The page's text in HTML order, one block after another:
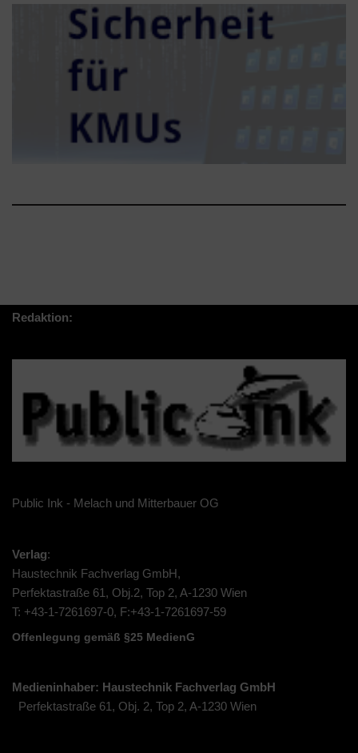
Redaktion:
Public Ink - Melach und Mitterbauer OG
Verlag:
Haustechnik Fachverlag GmbH,
Perfektastraße 61, Obj.2, Top 2, A-1230 Wien
T: +43-1-7261697-0, F:+43-1-7261697-59
Offenlegung gemäß §25 MedienG
Medieninhaber: Haustechnik Fachverlag GmbH
Perfektastraße 61, Obj. 2, Top 2, A-1230 Wien